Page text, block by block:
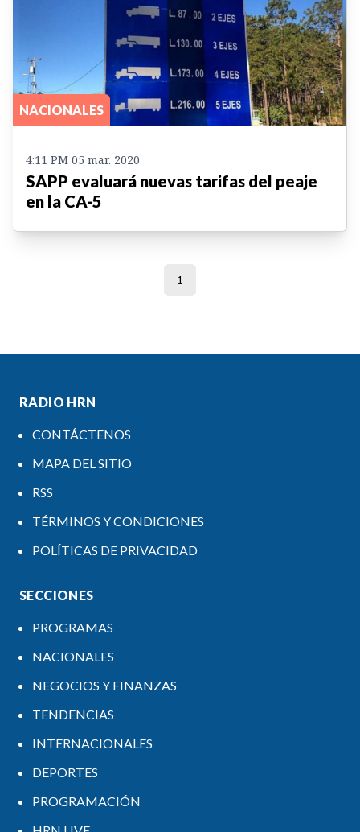
NACIONALES
4:11 PM 05 mar. 2020
SAPP evaluará nuevas tarifas del peaje
en la CA-5
1
RADIO HRN
CONTÁCTENOS
MAPA DEL SITIO
RSS
TÉRMINOS Y CONDICIONES
POLÍTICAS DE PRIVACIDAD
SECCIONES
PROGRAMAS
NACIONALES
NEGOCIOS Y FINANZAS
TENDENCIAS
INTERNACIONALES
DEPORTES
PROGRAMACIÓN